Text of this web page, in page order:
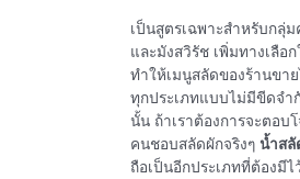
เป็นสูตรเฉพาะสำหรับกลุ่ม
และมังสวิรัช เพิ่มทางเลือ
ทำให้เมนูสลัดของร้านขา
ทุกประเภทแบบไม่มีขีดจำ
นั้น ถ้าเราต้องการจะตอบ
คนชอบสลัดผักจริงๆ น้ำสลั
ถือเป็นอีกประเภทที่ต้องมีไ